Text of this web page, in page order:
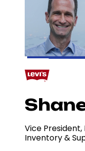
Vice
Inventory &